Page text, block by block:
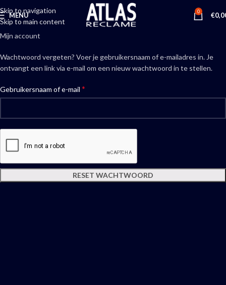
Skip to navigation
Skip to main content
MENU 0 €
Mijn account
Wachtwoord vergeten? Voer je gebruikersnaam of e-mailadres in. Je
ontvangt een link via e-mail om een nieuw wachtwoord in te stellen.
Gebruikersnaam of e-mail *
RESET WACHTWOORD